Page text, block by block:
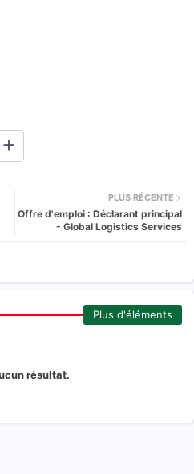
PLUS RÉCENTE
Offre d'emploi : Déclarant principal
- Global Logistics Services
Plus d'éléments
résultat.